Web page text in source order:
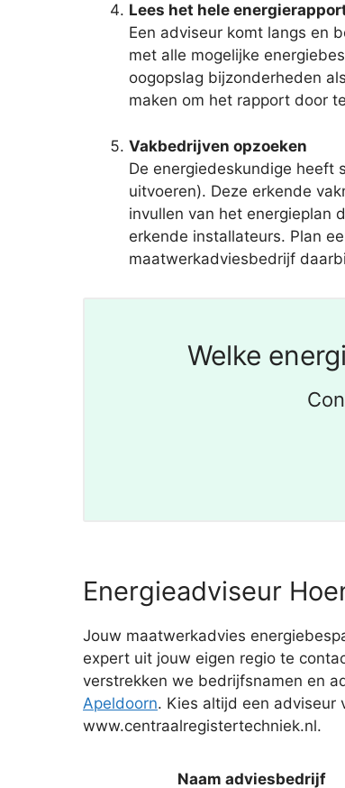
Lees het hele
Een adviseur komt langs en
met alle mogelijke
oogopslag bijzonderheden
maken om het rapport door
Vakbedrijven opzoeken
De energiedeskundige heeft
uitvoeren). Deze erkende
invullen van het energieplan
erkende installateurs. Plan
maatwerkadviesbedrijf
Welke
Energieadviseur
Jouw maatwerkadvies
expert uit jouw eigen regio te
verstrekken we bedrijfsnamen en
Apeldoorn. Kies altijd een
www.centraalregistertechniek.nl.
Naam adviesbedrijf